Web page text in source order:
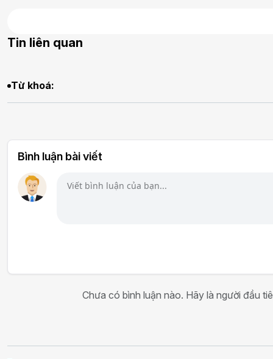
Tin liên quan
Từ khoá:
Bình luận bài viết
Chưa có bình luận nào. Hãy là người đầu